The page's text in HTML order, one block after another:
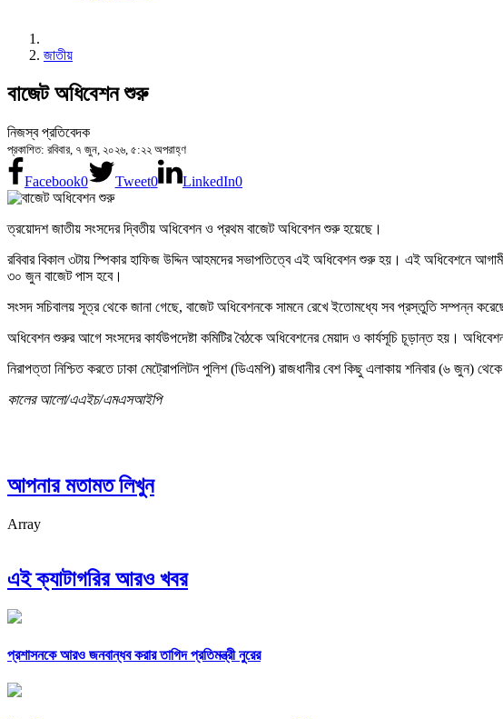
জাতীয়
বাজেট অধিবেশন শুরু
নিজস্ব প্রতিবেদক
প্রকাশিত: রবিবার, ৭ জুন, ২০২৬, ৫:২২ অপরাহ্ণ
Facebook0 Tweet0 LinkedIn0
ত্রয়োদশ জাতীয় সংসদের দ্বিতীয় অধিবেশন ও প্রথম বাজেট অধিবেশন শুরু হয়েছে।
রবিবার বিকাল ৩টায় স্পিকার হাফিজ উদ্দিন আহমদের সভাপতিত্বে এই অধিবেশন শুরু হয়। এই অধিবেশনে
৩০ জুন বাজেট পাস হবে।
সংসদ সচিবালয় সূত্র থেকে জানা গেছে, বাজেট অধিবেশনকে সামনে রেখে ইতোমধ্যে সব প্রস্তুতি সম্পন্ন
অধিবেশন শুরুর আগে সংসদের কার্যউপদেষ্টা কমিটির বৈঠকে অধিবেশনের মেয়াদ ও কার্যসূচি চূড়ান্ত হয়।
নিরাপত্তা নিশ্চিত করতে ঢাকা মেট্রোপলিটন পুলিশ (ডিএমপি) রাজধানীর বেশ কিছু এলাকায় শনিবার (৬ জুন)
কালের আলো/এএইচ/এমএসআইপি
আপনার মতামত লিখুন
Array
এই ক্যাটাগরির আরও খবর
প্রশাসনকে আরও জনবান্ধব করার তাগিদ প্রতিমন্ত্রী নুরের